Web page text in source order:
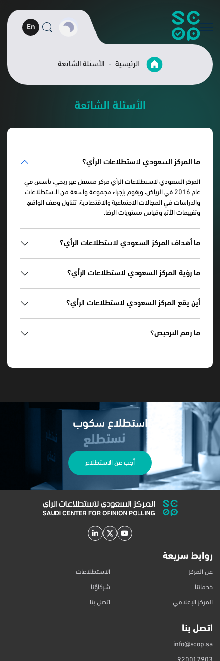
En
الرئيسية الأسئلة الشائعة
الأسئلة الشائعة
ما المركز السعودي لاستطلاعات الرأي؟
المركز السعودي لاستطلاعات الرأي مركز مستقل غير ربحي، تأسس في
عام 2016 في الرياض، ويقوم بإجراء مجموعة واسعة من الاستطلاعات
والدراسات في المجالات الاجتماعية والاقتصادية، تتناول وصف الواقع،
وتقييمات الأثر، وقياس مستويات الرضا.
ما أهداف المركز السعودي لاستطلاعات الرأي؟
ما رؤية المركز السعودي لاستطلاعات الرأي؟
أين يقع المركز السعودي لاستطلاعات الرأي؟
ما رقم الترخيص؟
استطلاع سكوب
أجب عن الاستطلاع
روابط سريعة
عن المركز الاستطلاعات
خدماتنا شركاؤنا
المركز الإعلامي اتصل بنا
اتصل بنا
info@scop.sa